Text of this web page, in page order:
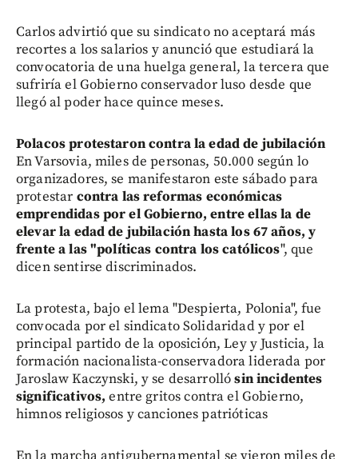
Carlos advirtió que su sindicato no aceptará más
recortes a los salarios y anunció que estudiará la
convocatoria de una huelga general, la tercera que
sufriría el Gobierno conservador luso desde que
llegó al poder hace quince meses.
Polacos protestaron contra la edad de jubilación
En Varsovia, miles de personas, 50.000 según lo
organizadores, se manifestaron este sábado para
protestar contra las reformas económicas
emprendidas por el Gobierno, entre ellas la de
elevar la edad de jubilación hasta los 67 años, y
frente a las "políticas contra los católicos", que
dicen sentirse discriminados.
La protesta, bajo el lema "Despierta, Polonia", fue
convocada por el sindicato Solidaridad y por el
principal partido de la oposición, Ley y Justicia, la
formación nacionalista-conservadora liderada por
Jaroslaw Kaczynski, y se desarrollósin incidentes
significativos, entre gritos contra el Gobierno,
himnos religiosos y canciones patrióticas
En la marcha antigubernamental se vieron miles de